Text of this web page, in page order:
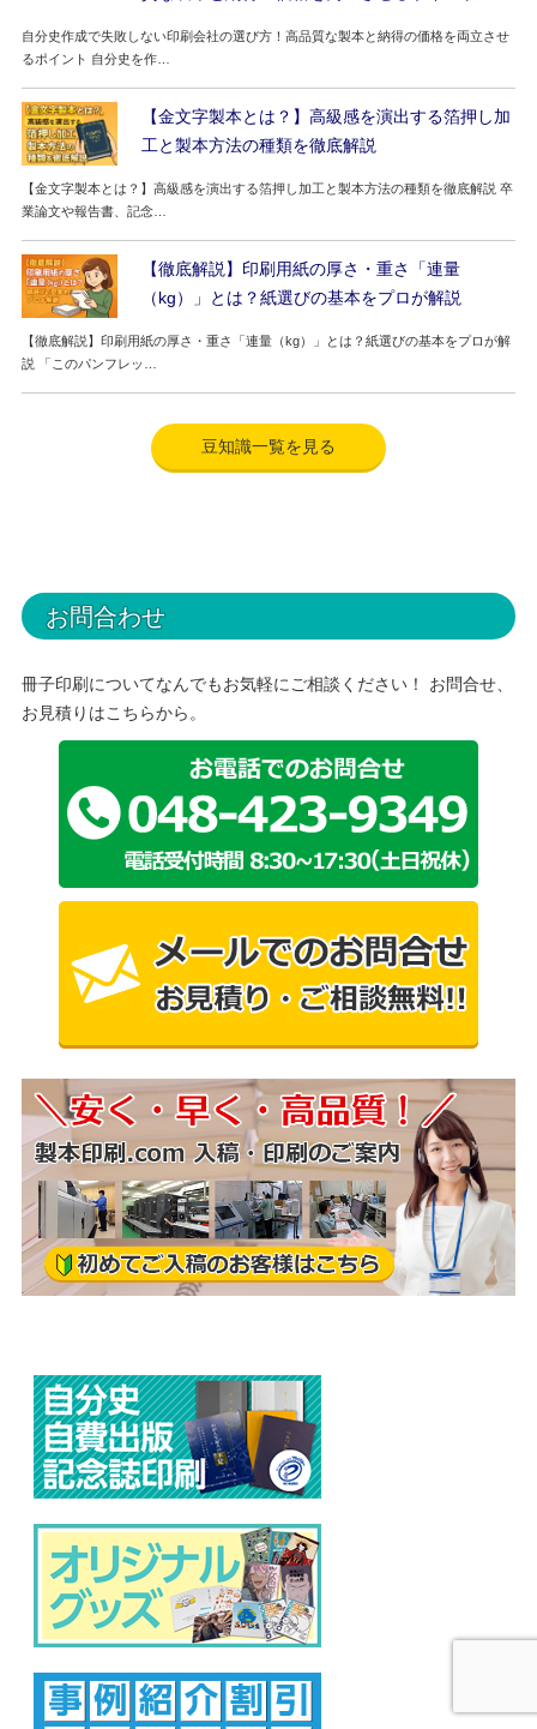
自分史作成で失敗しない印刷会社の選び方！高品質な製本と納得の価格を両立させ
るポイント 自分史を作…
【金文字製本とは？】高級感を演出する箔押し加
工と製本方法の種類を徹底解説
【金文字製本とは？】高級感を演出する箔押し加工と製本方法の種類を徹底解説 卒
業論文や報告書、記念…
【徹底解説】印刷用紙の厚さ・重さ「連量
（kg）」とは？紙選びの基本をプロが解説
【徹底解説】印刷用紙の厚さ・重さ「連量（kg）」とは？紙選びの基本をプロが解
説 「このパンフレッ…
豆知識一覧を見る
お問合わせ
冊子印刷についてなんでもお気軽にご相談ください！ お問合せ、
お見積りはこちらから。